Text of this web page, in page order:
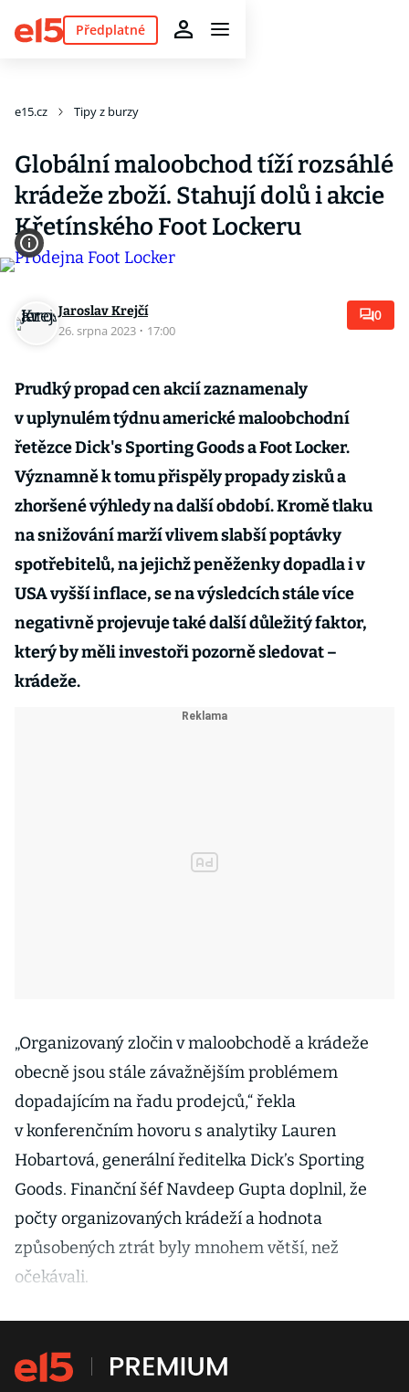
Předplatné
e15.cz Tipy z burzy
Globální maloobchod tíží rozsáhlé
krádeže zboží. Stahují dolů i akcie
Křetínského Foot Lockeru
Jaroslav Krejčí
26. srpna 2023 · 17:00
0
Prudký propad cen akcií zaznamenaly
v uplynulém týdnu americké maloobchodní
řetězce Dick's Sporting Goods a Foot Locker.
Významně k tomu přispěly propady zisků a
zhoršené výhledy na další období. Kromě tlaku
na snižování marží vlivem slabší poptávky
spotřebitelů, na jejichž peněženky dopadla i v
USA vyšší inflace, se na výsledcích stále více
negativně projevuje také další důležitý faktor,
který by měli investoři pozorně sledovat –
krádeže.
„Organizovaný zločin v maloobchodě a krádeže
obecně jsou stále závažnějším problémem
dopadajícím na řadu prodejců,“ řekla
v konferenčním hovoru s analytiky Lauren
Hobartová, generální ředitelka Dick’s Sporting
Goods. Finanční šéf Navdeep Gupta doplnil, že
počty organizovaných krádeží a hodnota
způsobených ztrát byly mnohem větší, než
očekávali.